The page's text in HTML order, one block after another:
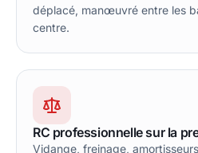
déplacé, manœuvré entre les
centre.
RC professionnelle sur la
Vidange, freinage,